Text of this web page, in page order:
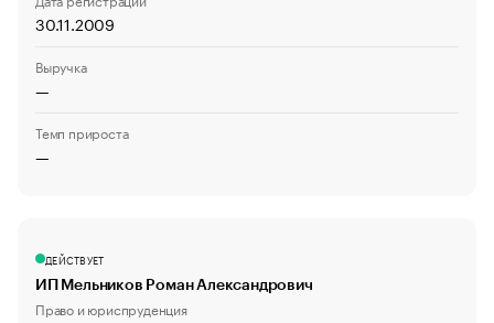
30.11.2009
Выручка
—
Темп прироста
—
ДЕЙСТВУЕТ
ИП Мельников Роман Александрович
Право и юриспруденция